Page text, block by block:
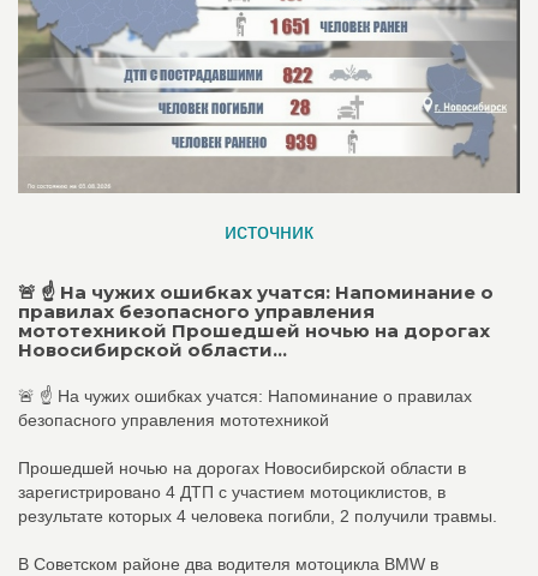
источник
🚨 ☝ На чужих ошибках учатся: Напоминание о
правилах безопасного управления
мототехникой Прошедшей ночью на дорогах
Новосибирской области...
🚨 ☝ На чужих ошибках учатся: Напоминание о правилах
безопасного управления мототехникой
Прошедшей ночью на дорогах Новосибирской области в
зарегистрировано 4 ДТП с участием мотоциклистов, в
результате которых 4 человека погибли, 2 получили травмы.
В Советском районе два водителя мотоцикла BMW в